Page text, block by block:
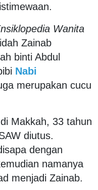
Wanita
Zainab
binti Abdul
Nabi
merupakan cucu
Makkah, 33 tahun
diutus.
dengan
namanya
menjadi Zainab.